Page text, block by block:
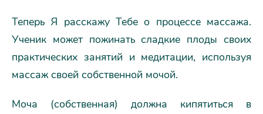
Теперь Я расскажу Тебе о процессе массажа.
Ученик может пожинать сладкие плоды своих
практических занятий и медитации, используя
массаж своей собственной мочой.
Моча (собственная) должна кипятиться в